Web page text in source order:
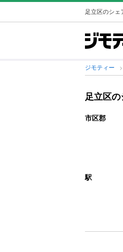
足立区のシェ
ジモティー
足立区
市区郡
駅